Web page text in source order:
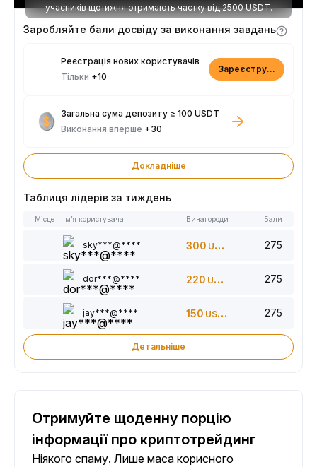
учасників щотижня отримають частку від 2500 USDT.
Заробляйте бали досвіду за виконання завдань
Реєстрація нових користувачів
Тільки +10
Зареєструватися
Загальна сума депозиту ≥ 100 USDT
Виконання вперше +30
Докладніше
Таблиця лідерів за тиждень
Місце Ім’я користувача Винагороди Бали
sky***@**** 300 USDT 275
dor***@**** 220 USDT 275
jay***@**** 150 USDT 275
Детальніше
Отримуйте щоденну порцію
інформації про криптотрейдинг
Ніякого спаму. Лише маса корисного